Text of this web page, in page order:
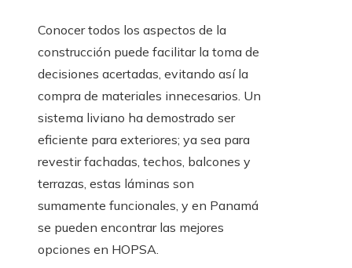
Conocer todos los aspectos de la
construcción puede facilitar la toma de
decisiones acertadas, evitando así la
compra de materiales innecesarios. Un
sistema liviano ha demostrado ser
eficiente para exteriores; ya sea para
revestir fachadas, techos, balcones y
terrazas, estas láminas son
sumamente funcionales, y en Panamá
se pueden encontrar las mejores
opciones en HOPSA.